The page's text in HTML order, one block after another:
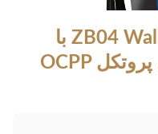
ZB04 Wallbox EV Charger Point با
صفحه نمایش 4.3 اینچی پروتکل OCPP